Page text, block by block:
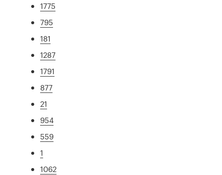
1775
795
181
1287
1791
877
21
954
559
1
1062